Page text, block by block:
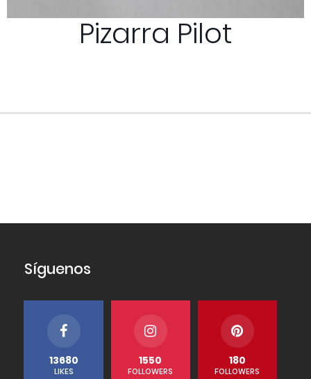
Pizarra Pilot
Síguenos
13680
LIKES
1550
FOLLOWERS
180
FOLLOWERS